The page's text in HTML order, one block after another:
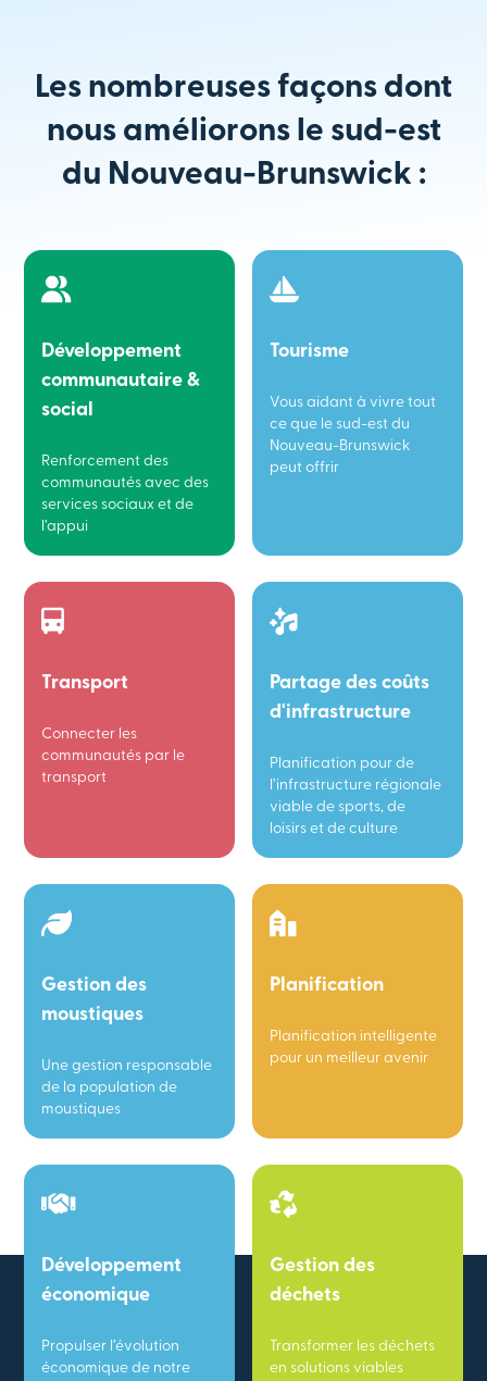
Les nombreuses façons dont
nous améliorons le sud-est
du Nouveau-Brunswick :
Développement
communautaire &
social
Renforcement des
communautés avec des
services sociaux et de
l’appui
Tourisme
Vous aidant à vivre tout
ce que le sud-est du
Nouveau-Brunswick
peut offrir
Transport
Connecter les
communautés par le
transport
Partage des coûts
d'infrastructure
Planification pour de
l’infrastructure régionale
viable de sports, de
loisirs et de culture
Gestion des
moustiques
Une gestion responsable
de la population de
moustiques
Planification
Planification intelligente
pour un meilleur avenir
Développement
économique
Propulser l’évolution
économique de notre
Gestion des
déchets
Transformer les déchets
en solutions viables